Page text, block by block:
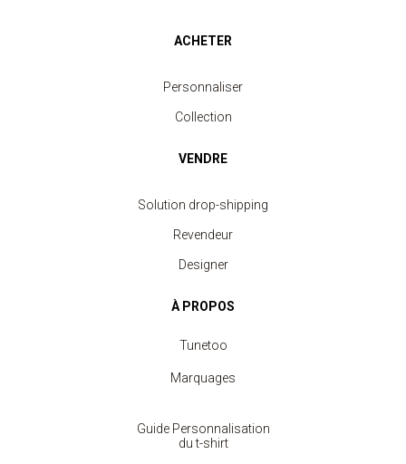
ACHETER
Personnaliser
Collection
VENDRE
Solution drop-shipping
Revendeur
Designer
À PROPOS
Tunetoo
Marquages
Guide Personnalisation
du t-shirt